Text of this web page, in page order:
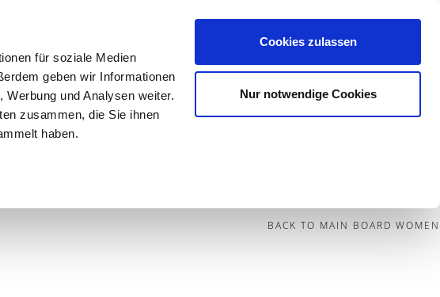
für soziale Medien
geben wir Informationen
und Analysen weiter.
zusammen, die Sie ihnen
haben.
Cookies zulassen
Nur notwendige Cookies
Contact
BACK TO MAIN BOARD WOMEN